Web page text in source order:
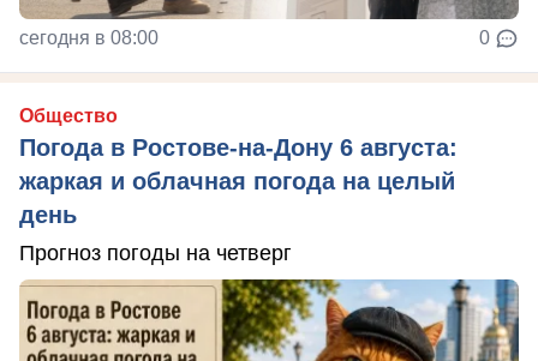
сегодня в 08:00 0
Общество
Погода в Ростове-на-Дону 6 августа:
жаркая и облачная погода на целый
день
Прогноз погоды на четверг